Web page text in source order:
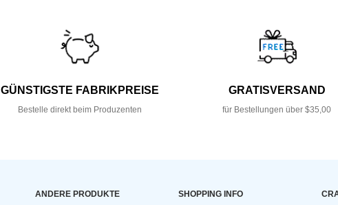
GÜNSTIGSTE FABRIKPREISE
Bestelle direkt beim Produzenten
GRATISVERSAND
für Bestellungen über $35,00
ANDERE PRODUKTE SHOPPING INFO